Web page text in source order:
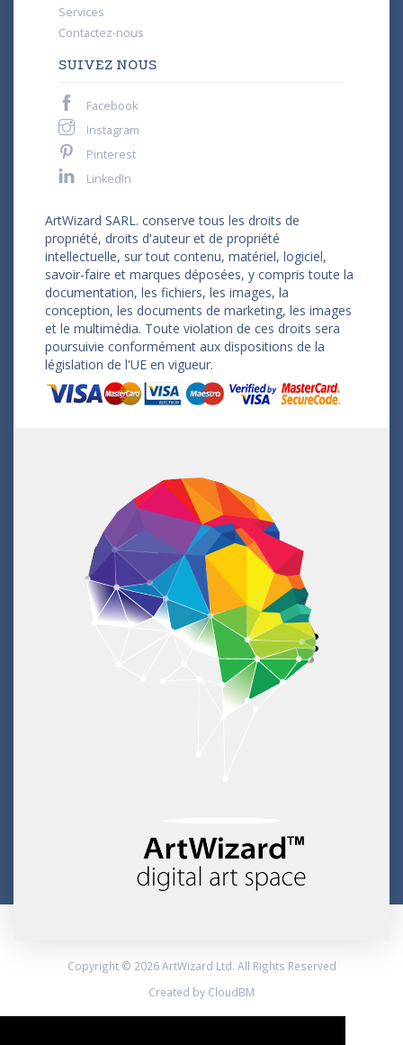
Services
Contactez-nous
SUIVEZ NOUS
Facebook
Instagram
Pinterest
LinkedIn
ArtWizard SARL. conserve tous les droits de
propriété, droits d'auteur et de propriété
intellectuelle, sur tout contenu, matériel, logiciel,
savoir-faire et marques déposées, y compris toute la
documentation, les fichiers, les images, la
conception, les documents de marketing, les images
et le multimédia. Toute violation de ces droits sera
poursuivie conformément aux dispositions de la
législation de l'UE en vigueur.
Copyright © 2026 ArtWizard Ltd. All Rights Reserved
Created by CloudBM